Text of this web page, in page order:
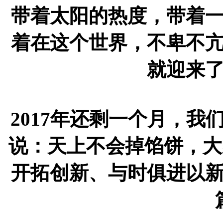
带着太阳的热度，带着
着在这个世界，不卑不
就迎来
2017年还剩一个月，我
说：天上不会掉馅饼，
开拓创新、与时俱进以